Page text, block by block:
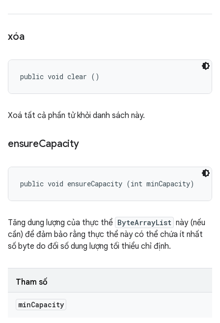
xóa
public void clear ()
Xoá tất cả phần tử khỏi danh sách này.
ensureCapacity
public void ensureCapacity (int minCapacity)
Tăng dung lượng của thực thể ByteArrayList này (nếu
cần) để đảm bảo rằng thực thể này có thể chứa ít nhất
số byte do đối số dung lượng tối thiểu chỉ định.
Tham số
minCapacity